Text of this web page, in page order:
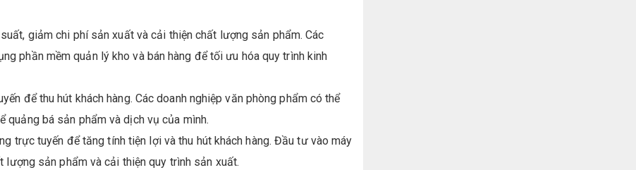
giảm chi phí sản xuất và cải thiện chất lượng sản phẩm. Các
phần mềm quản lý kho và bán hàng để tối ưu hóa quy trình kinh
để thu hút khách hàng. Các doanh nghiệp văn phòng phẩm có thể
bá sản phẩm và dịch vụ của mình.
trực tuyến để tăng tính tiện lợi và thu hút khách hàng. Đầu tư vào máy
lượng sản phẩm và cải thiện quy trình sản xuất.